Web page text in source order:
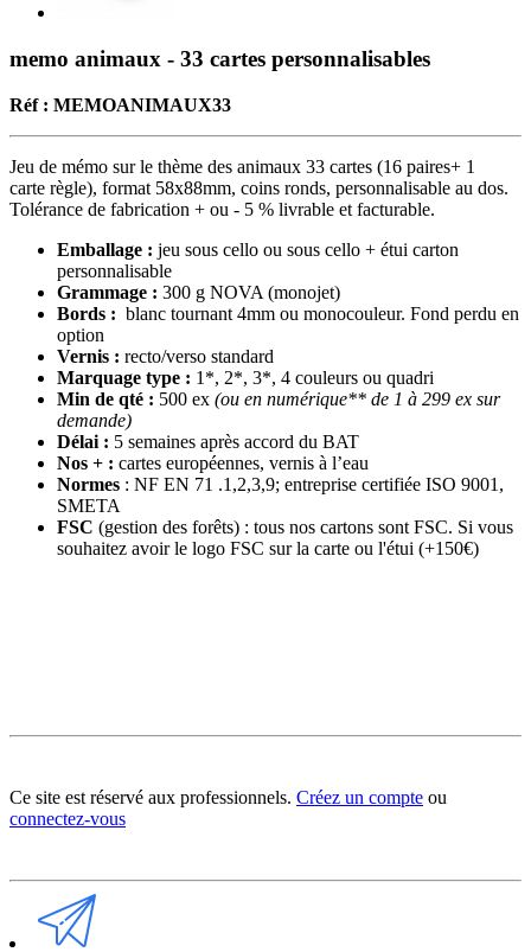
memo animaux - 33 cartes personnalisables
Réf : MEMOANIMAUX33
Jeu de mémo sur le thème des animaux 33 cartes (16 paires+ 1
carte règle), format 58x88mm, coins ronds, personnalisable au dos.
Tolérance de fabrication + ou - 5 % livrable et facturable.
Emballage : jeu sous cello ou sous cello + étui carton
personnalisable
Grammage : 300 g NOVA (monojet)
Bords : blanc tournant 4mm ou monocouleur. Fond perdu en
option
Vernis : recto/verso standard
Marquage type : 1*, 2*, 3*, 4 couleurs ou quadri
Min de qté : 500 ex (ou en numérique** de 1 à 299 ex sur
demande)
Délai : 5 semaines après accord du BAT
Nos + : cartes européennes, vernis à l’eau
Normes : NF EN 71 .1,2,3,9; entreprise certifiée ISO 9001,
SMETA
FSC (gestion des forêts) : tous nos cartons sont FSC. Si vous
souhaitez avoir le logo FSC sur la carte ou l'étui (+150€)
Ce site est réservé aux professionnels. Créez un compte ou
connectez-vous